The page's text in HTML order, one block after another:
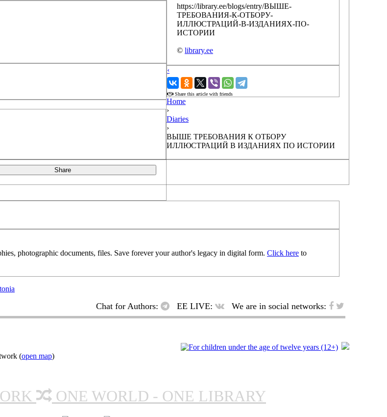
Share
https://library.ee/blogs/entry/ВЫШЕ-
ТРЕБОВАНИЯ-К-ОТБОРУ-
ИЛЛЮСТРАЦИЙ-В-ИЗДАНИЯХ-ПО-
ИСТОРИИ
© library.ee
‹
›
Share this article with friends
photographic documents, files. Save forever your author's legacy in digital form. Click here to
Home
›
Diaries
›
ВЫШЕ ТРЕБОВАНИЯ К ОТБОРУ
ИЛЛЮСТРАЦИЙ В ИЗДАНИЯХ ПО ИСТОРИИ
Chat for Authors: EE LIVE: We are in social networks:
(open map)
ONE WORLD - ONE LIBRARY